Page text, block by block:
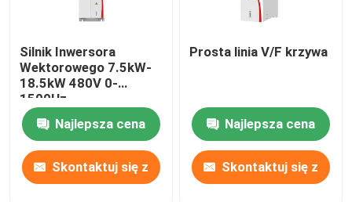
Silnik Inwersora
Wektorowego 7.5kW-
18.5kW 480V 0-
1500Hz
Najlepsza cena
Skontaktuj się z
Prosta linia V/F krzywa
Najlepsza cena
Skontaktuj się z